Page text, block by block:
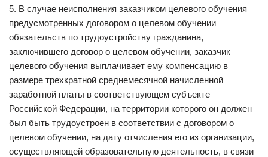
5. В случае неисполнения заказчиком целевого обучения
предусмотренных договором о целевом обучении
обязательств по трудоустройству гражданина,
заключившего договор о целевом обучении, заказчик
целевого обучения выплачивает ему компенсацию в
размере трехкратной среднемесячной начисленной
заработной платы в соответствующем субъекте
Российской Федерации, на территории которого он должен
был быть трудоустроен в соответствии с договором о
целевом обучении, на дату отчисления его из организации,
осуществляющей образовательную деятельность, в связи